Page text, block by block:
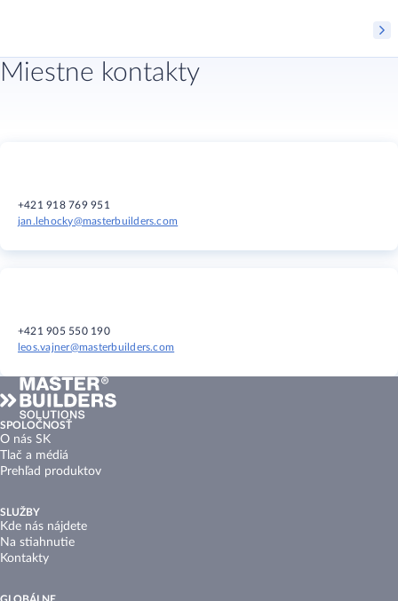
Miestne kontakty
+421 918 769 951​​​​
jan.lehocky@masterbuilders.com
+421 905 550 190​​​​
leos.vajner@masterbuilders.com
SPOLOČNOSŤ
O nás SK
Tlač a médiá
Prehľad produktov
SLUŽBY
Kde nás nájdete
Na stiahnutie
Kontakty